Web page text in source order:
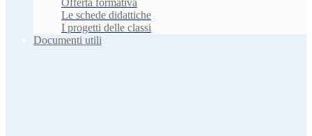
Offerta formativa
Le schede didattiche
I progetti delle classi
Documenti utili